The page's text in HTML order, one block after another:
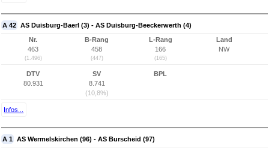
A 42 AS Duisburg-Baerl (3) - AS Duisburg-Beeckerwerth (4)
Nr.
463
(1.496)
B-Rang
458
(447)
L-Rang
166
(165)
Land
NW
DTV
80.931
SV
8.741
(10,8%)
BPL
Infos...
A 1 AS Wermelskirchen (96) - AS Burscheid (97)